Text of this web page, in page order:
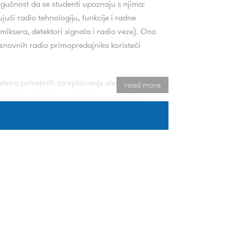
da se studenti upoznaju s njima:
radio tehnologiju, funkcije i radne
detektori signala i radio veze). Ono
radio primopredajnika koristeći
potrebnih za opisivanje elemenata
teorijskih znanja tijekom praktične
primjene stečenih vještina
antenskim značajkama i
znanja u obliku praktične sinteze
antena u širem kontekstu projektiranja,
učenika na praktična mjerenja
read more